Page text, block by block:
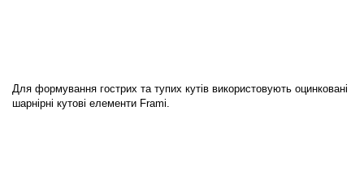
Для формування гострих та тупих кутів використовують оцинковані
шарнірні кутові елементи Frami.